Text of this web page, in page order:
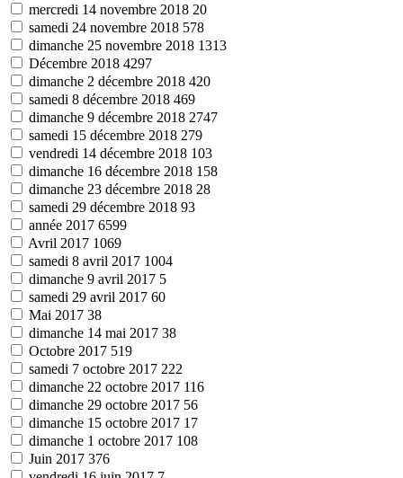
mercredi 14 novembre 2018 20
samedi 24 novembre 2018 578
dimanche 25 novembre 2018 1313
Décembre 2018 4297
dimanche 2 décembre 2018 420
samedi 8 décembre 2018 469
dimanche 9 décembre 2018 2747
samedi 15 décembre 2018 279
vendredi 14 décembre 2018 103
dimanche 16 décembre 2018 158
dimanche 23 décembre 2018 28
samedi 29 décembre 2018 93
année 2017 6599
Avril 2017 1069
samedi 8 avril 2017 1004
dimanche 9 avril 2017 5
samedi 29 avril 2017 60
Mai 2017 38
dimanche 14 mai 2017 38
Octobre 2017 519
samedi 7 octobre 2017 222
dimanche 22 octobre 2017 116
dimanche 29 octobre 2017 56
dimanche 15 octobre 2017 17
dimanche 1 octobre 2017 108
Juin 2017 376